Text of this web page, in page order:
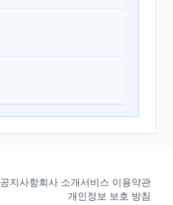
공지사항회사 소개서비스 이용약관
개인정보 보호 방침